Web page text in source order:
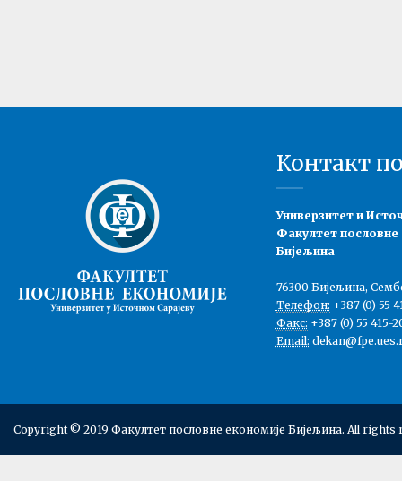
Контакт
Универзитет и
Факултет пословне
Бијељина
76300 Бијељина,
Телефон: +387 (0) 55
Факс: +387 (0) 55 415-
Email:
Copyright © 2019 Факултет пословне економије Бијељина. All rights